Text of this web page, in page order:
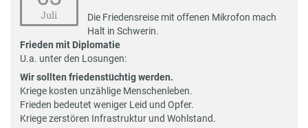
Juli
Die Friedensreise mit offenen Mikrofon mach
Halt in Schwerin.
Frieden mit Diplomatie
U.a. unter den Losungen:
Wir sollten friedenstüchtig werden.
Kriege kosten unzählige Menschenleben.
Frieden bedeutet weniger Leid und Opfer.
Kriege zerstören Infrastruktur und Wohlstand.